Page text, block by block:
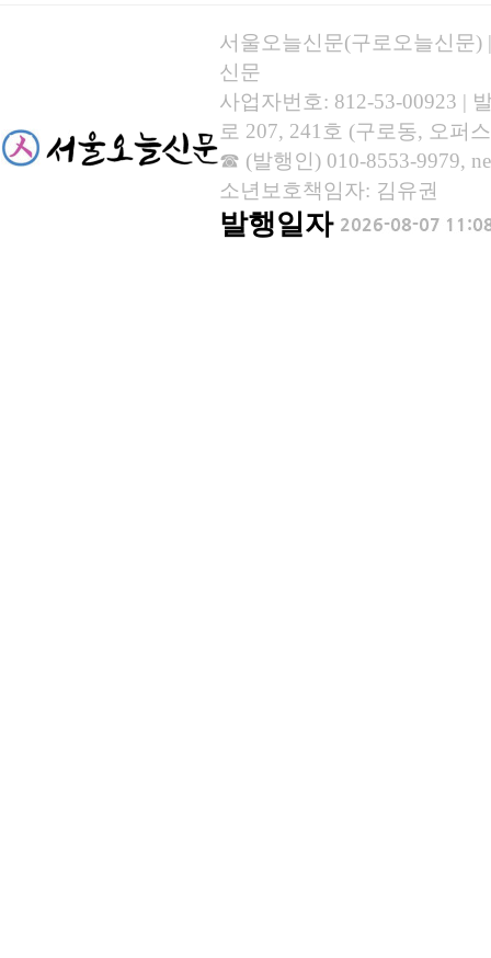
서울오늘신문(구로오늘신문)
신문
사업자번호: 812-53-00923 |
로 207, 241호 (구로동, 오퍼
☎ (발행인) 010-8553-9979,
소년보호책임자: 김유권
발행일자